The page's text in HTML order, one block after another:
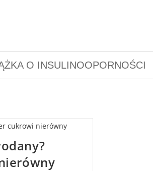
O INSULINOOPORNOŚCI